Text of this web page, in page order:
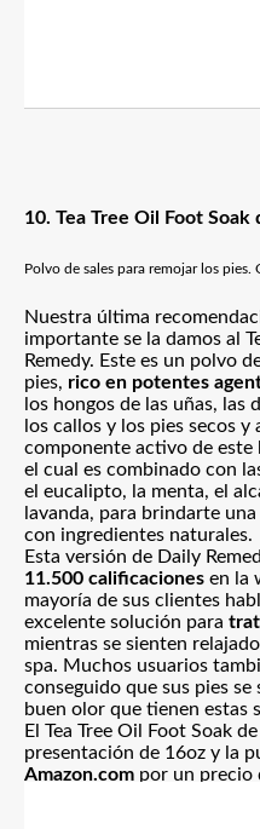
10. Tea Tree Oil Foot
Polvo de sales para remojar los pies.
Nuestra última
importante se la damos al
Remedy. Este es un polvo
pies, rico en potentes
los hongos de las uñas,
los callos y los pies secos y
componente activo de este
el cual es combinado con
el eucalipto, la menta, el
lavanda, para brindarte
con ingredientes naturales.
Esta versión de Daily
11.500 calificaciones en la
mayoría de sus clientes
excelente solución para
mientras se sienten
spa. Muchos usuarios
conseguido que sus pies se
buen olor que tienen estas
El Tea Tree Oil Foot Soak
presentación de 16oz y la
Amazon.com por un precio